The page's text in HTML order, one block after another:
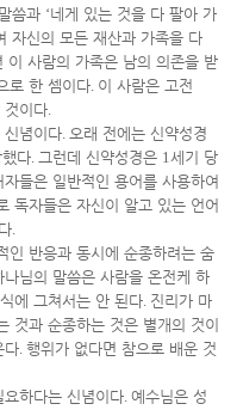
씀과 ‘네게 있는 것을 다 팔아 가
자신의 모든 재산과 가족을 다
이 사람의 가족은 남의 의존을 받
로 한 셈이다. 이 사람은 고전
것이다.
신념이다. 오래 전에는 신약성경
다. 그런데 신약성경은 1세기 당
자들은 일반적인 용어를 사용하여
독자들은 자신이 알고 있는 언어
.
인 반응과 동시에 순종하려는 숨
나님의 말씀은 사람을 온전케 하
에 그쳐서는 안 된다. 진리가 마
것과 순종하는 것은 별개의 것이
다. 행위가 없다면 참으로 배운 것
하다는 신념이다. 예수님은 성